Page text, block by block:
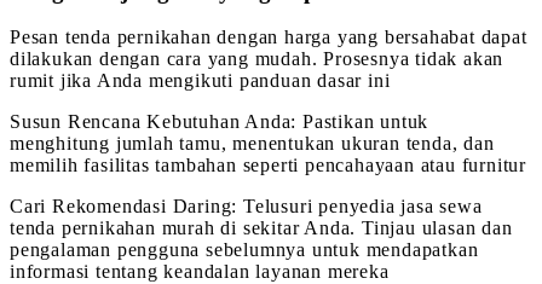
Pesan tenda pernikahan dengan harga yang bersahabat dapat
dilakukan dengan cara yang mudah. Prosesnya tidak akan
rumit jika Anda mengikuti panduan dasar ini
Susun Rencana Kebutuhan Anda: Pastikan untuk
menghitung jumlah tamu, menentukan ukuran tenda, dan
memilih fasilitas tambahan seperti pencahayaan atau furnitur
Cari Rekomendasi Daring: Telusuri penyedia jasa sewa
tenda pernikahan murah di sekitar Anda. Tinjau ulasan dan
pengalaman pengguna sebelumnya untuk mendapatkan
informasi tentang keandalan layanan mereka